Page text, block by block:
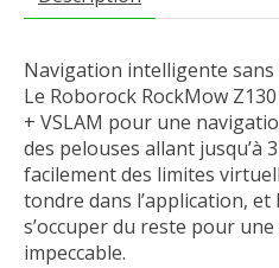
Navigation intelligente sans
Le Roborock RockMow
+ VSLAM pour une
des pelouses allant jusqu’à
facilement des limites
tondre dans l’application, et
s’occuper du reste pour
impeccable.